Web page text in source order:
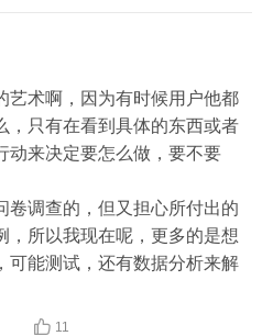
白支付一笔系统费用。也不可
用户调研之时，我们不要妄
们设定的场景直接判断他的行
边信息的收集去进行逻辑推演
艺术啊，因为有时候用户他都
，只有在看到具体的东西或者
动来决定要怎么做，要不要
卷调查的，但又担心所付出的
，所以我现在呢，更多的是想
可能测试，还有数据分析来解
 11